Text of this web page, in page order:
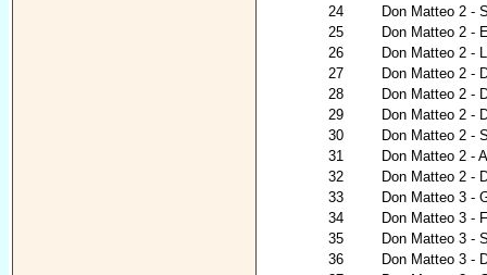
24
Don Matteo 2 -
25
Don Matteo 2 -
26
Don Matteo 2 -
27
Don Matteo 2 -
28
Don Matteo 2 -
29
Don Matteo 2 -
30
Don Matteo 2 -
31
Don Matteo 2 -
32
Don Matteo 2 -
33
Don Matteo 3 -
34
Don Matteo 3 -
35
Don Matteo 3 -
36
Don Matteo 3 -